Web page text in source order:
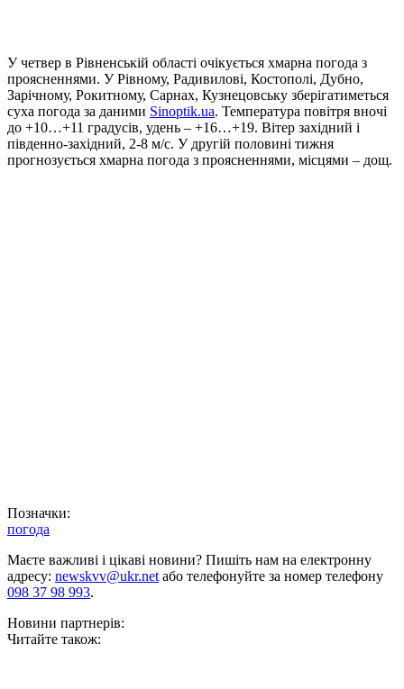
У четвер в Рівненській області очікується хмарна погода з
проясненнями. У Рівному, Радивилові, Костополі, Дубно,
Зарічному, Рокитному, Сарнах, Кузнецовську зберігатиметься
суха погода за даними Sinoptik.ua. Температура повітря вночі
до +10…+11 градусів, удень – +16…+19. Вітер західний і
південно-західний, 2-8 м/с. У другій половині тижня
прогнозується хмарна погода з проясненнями, місцями – дощ.
Позначки:
погода
Маєте важливі і цікаві новини? Пишіть нам на електронну
адресу: newskvv@ukr.netабо телефонуйте за номер телефону
098 37 98 993.
Новини партнерів:
Читайте також: